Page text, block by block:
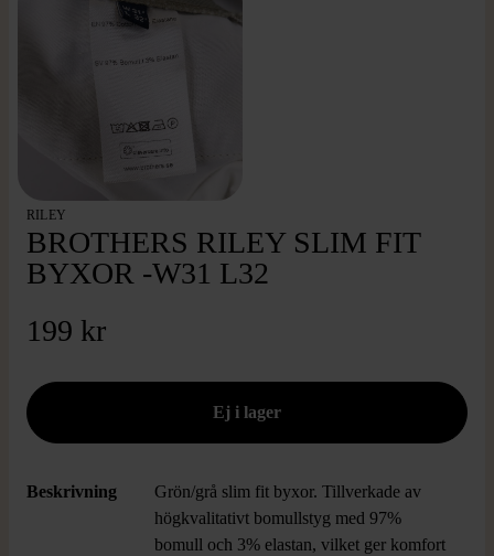
RILEY
BROTHERS RILEY SLIM FIT
BYXOR -W31 L32
199 kr
Beskrivning
Grön/grå slim fit byxor. Tillverkade av
högkvalitativt bomullstyg med 97%
bomull och 3% elastan, vilket ger komfort